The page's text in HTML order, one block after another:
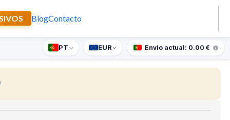
BlogContacto
supresa para encomendas superiores a 90€
PT EUR Envio actual: 0.00 €
Senhora do Rosário